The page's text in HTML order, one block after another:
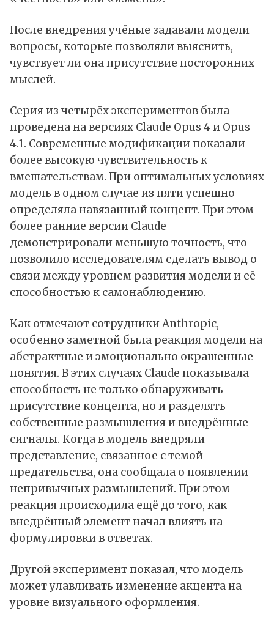
После внедрения учёные задавали модели
вопросы, которые позволяли выяснить,
чувствует ли она присутствие посторонних
мыслей.
Серия из четырёх экспериментов была
проведена на версиях Claude Opus 4 и Opus
4.1. Современные модификации показали
более высокую чувствительность к
вмешательствам. При оптимальных условиях
модель в одном случае из пяти успешно
определяла навязанный концепт. При этом
более ранние версии Claude
демонстрировали меньшую точность, что
позволило исследователям сделать вывод о
связи между уровнем развития модели и её
способностью к самонаблюдению.
Как отмечают сотрудники Anthropic,
особенно заметной была реакция модели на
абстрактные и эмоционально окрашенные
понятия. В этих случаях Claude показывала
способность не только обнаруживать
присутствие концепта, но и разделять
собственные размышления и внедрённые
сигналы. Когда в модель внедряли
представление, связанное с темой
предательства, она сообщала о появлении
непривычных размышлений. При этом
реакция происходила ещё до того, как
внедрённый элемент начал влиять на
формулировки в ответах.
Другой эксперимент показал, что модель
может улавливать изменение акцента на
уровне визуального оформления.